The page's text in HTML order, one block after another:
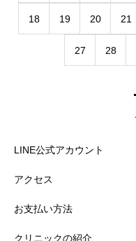
18 19 20 21
27 28
LINE公式アカウント
アクセス
お支払い方法
クリニックの紹介